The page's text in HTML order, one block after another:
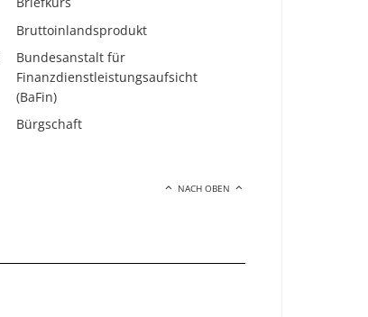
Bruttoinlandsprodukt
Bundesanstalt für
Finanzdienstleistungsaufsicht
(BaFin)
Bürgschaft
NACH OBEN